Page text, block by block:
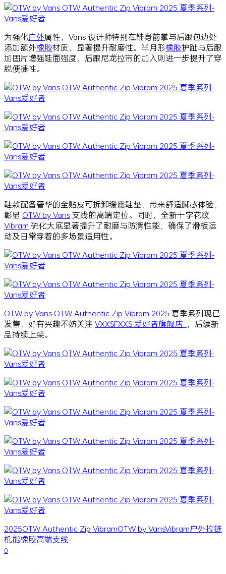
为强化户外属性，Vans 设计师特别在鞋身前掌与后跟包边处
添加额外橡胶材质，显著提升耐磨性。半月形橡胶护趾与后跟
加固片增强鞋面强度，后跟尼龙拉带的加入则进一步提升了穿
脱便捷性。
鞋款配备奢华的全贴皮可拆卸缓震鞋垫，带来舒适脚感体验，
彰显 OTW by Vans支线的高端定位。同时，全新十字花纹
Vibram 硫化大底显著提升了耐磨与防滑性能，确保了滑板运
动及日常穿着的多场景适用性。
OTW by Vans OTW Authentic Zip Vibram 2025 夏季系列现已
发售，如有兴趣不妨关注 VXXSFXXS 爱好者旗舰店
，后续新
品持续上架。
2025OTW Authentic Zip VibramOTW by VansVibram户外拉链
机能橡胶高端支线
0